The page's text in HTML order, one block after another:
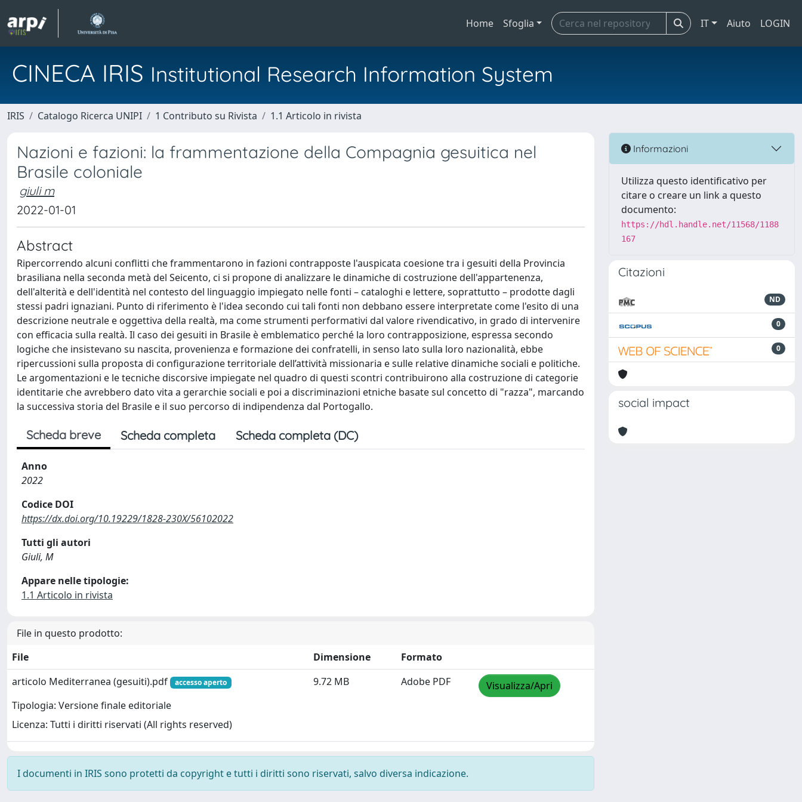
Home Sfoglia IT Aiuto LOGIN
CINECA IRIS Institutional Research Information System
IRIS Catalogo Ricerca UNIPI 1 Contributo su Rivista 1.1 Articolo in rivista
Nazioni e fazioni: la frammentazione della Compagnia gesuitica nel
Brasile coloniale
giuli m
2022-01-01
Abstract
Ripercorrendo alcuni conflitti che frammentarono in fazioni contrapposte l'auspicata coesione tra i gesuiti della Provincia
brasiliana nella seconda metà del Seicento, ci si propone di analizzare le dinamiche di costruzione dell'appartenenza,
dell'alterità e dell'identità nel contesto del linguaggio impiegato nelle fonti – cataloghi e lettere, soprattutto – prodotte dagli
stessi padri ignaziani. Punto di riferimento è l'idea secondo cui tali fonti non debbano essere interpretate come l'esito di una
descrizione neutrale e oggettiva della realtà, ma come strumenti performativi dal valore rivendicativo, in grado di intervenire
con efficacia sulla realtà. Il caso dei gesuiti in Brasile è emblematico perché la loro contrapposizione, espressa secondo
logiche che insistevano su nascita, provenienza e formazione dei confratelli, in senso lato sulla loro nazionalità, ebbe
ripercussioni sulla proposta di configurazione territoriale dell’attività missionaria e sulle relative dinamiche sociali e politiche.
Le argomentazioni e le tecniche discorsive impiegate nel quadro di questi scontri contribuirono alla costruzione di categorie
identitarie che avrebbero dato vita a gerarchie sociali e poi a discriminazioni etniche basate sul concetto di "razza", marcando
la successiva storia del Brasile e il suo percorso di indipendenza dal Portogallo.
Scheda breve Scheda completa Scheda completa (DC)
Anno
2022
Codice DOI
https://dx.doi.org/10.19229/1828-230X/56102022
Tutti gli autori
Giuli, M
Appare nelle tipologie:
1.1 Articolo in rivista
File in questo prodotto:
File
Dimensione
Formato
articolo Mediterranea (gesuiti).pdf
accesso aperto
Tipologia: Versione finale editoriale
Licenza: Tutti i diritti riservati (All rights reserved)
9.72 MB Adobe PDF Visualizza/Apri
I documenti in IRIS sono protetti da copyright e tutti i diritti sono riservati, salvo diversa indicazione.
Informazioni
Utilizza questo identificativo per
citare o creare un link a questo
documento:
https://hdl.handle.net/11568/1188
167
Citazioni
ND
0
0
social impact